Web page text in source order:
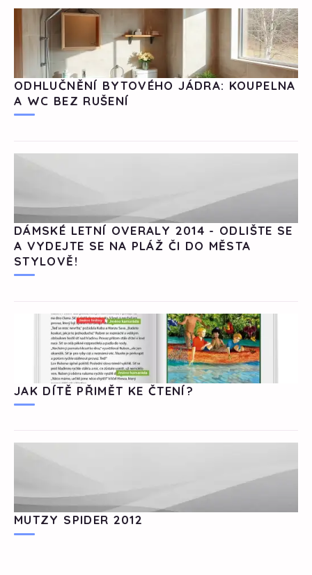
ODHLUČNĚNÍ BYTOVÉHO JÁDRA: KOUPELNA
A WC BEZ RUŠENÍ
DÁMSKÉ LETNÍ OVERALY 2014 - ODLIŠTE SE
A VYDEJTE SE NA PLÁŽ ČI DO MĚSTA
STYLOVĚ!
JAK DÍTĚ PŘIMĚT KE ČTENÍ?
MUTZY SPIDER 2012